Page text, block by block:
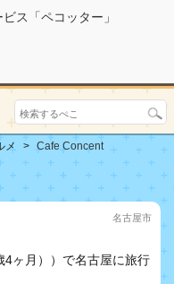
ス「ペコッター」
メ Cafe Concent
名古屋市
ヶ月））で名古屋に旅行